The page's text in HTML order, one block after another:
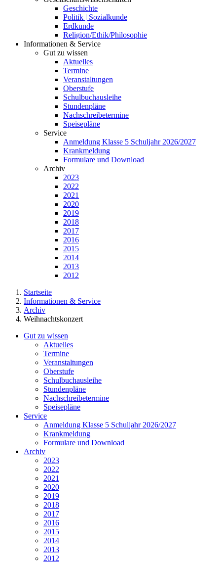
Geschichte
Politik | Sozialkunde
Erdkunde
Religion/Ethik/Philosophie
Informationen & Service
Gut zu wissen
Aktuelles
Termine
Veranstaltungen
Oberstufe
Schulbuchausleihe
Stundenpläne
Nachschreibetermine
Speisepläne
Service
Anmeldung Klasse 5 Schuljahr 2026/2027
Krankmeldung
Formulare und Download
Archiv
2023
2022
2021
2020
2019
2018
2017
2016
2015
2014
2013
2012
Startseite
Informationen & Service
Archiv
Weihnachtskonzert
Gut zu wissen
Aktuelles
Termine
Veranstaltungen
Oberstufe
Schulbuchausleihe
Stundenpläne
Nachschreibetermine
Speisepläne
Service
Anmeldung Klasse 5 Schuljahr 2026/2027
Krankmeldung
Formulare und Download
Archiv
2023
2022
2021
2020
2019
2018
2017
2016
2015
2014
2013
2012